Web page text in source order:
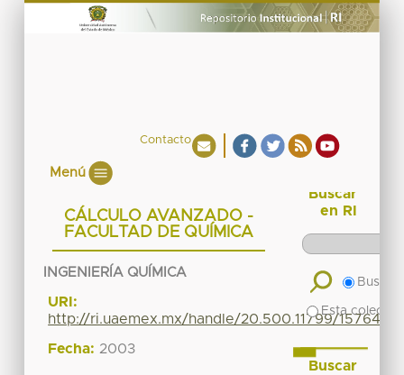
Contacto
Menú
CÁLCULO AVANZADO -
FACULTAD DE QUÍMICA
INGENIERÍA QUÍMICA
URI:
http://ri.uaemex.mx/handle/20.500.11799/15764
Fecha: 2003
Buscar
en RI
Buscar
Esta
Buscar